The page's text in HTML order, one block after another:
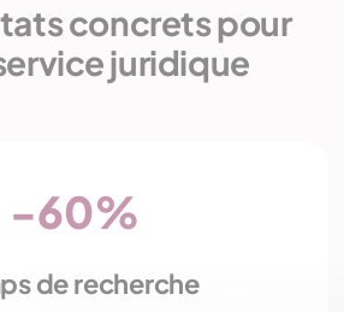
concrets pour
juridique
-60%
de recherche